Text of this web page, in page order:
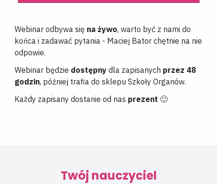
Webinar odbywa się na żywo, warto być z nami do
końca i zadawać pytania - Maciej Bator chętnie na nie
odpowie.
Webinar będzie dostępny dla zapisanych przez 48
godzin, później trafia do sklepu Szkoły Organów.
Każdy zapisany dostanie od nas prezent 🙂
Twój nauczyciel